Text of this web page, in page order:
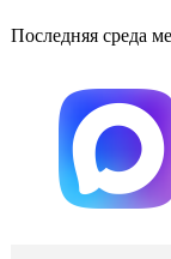
Последняя среда